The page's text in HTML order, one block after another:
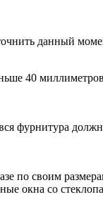
данный
40
фурнитура
по своим
окна со